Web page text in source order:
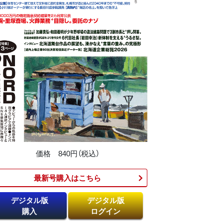
価格 840円（税込）
最新号購入はこちら​
デジタル版
購入
デジタル版
ログイン